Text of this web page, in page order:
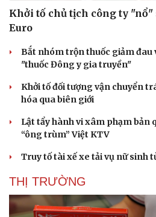
Văn hóa
Sân khấu - Điện ảnh
Văn học
Di sản
Khởi tố chủ tịch công ty "nổ"
Euro
Bắt nhóm trộn thuốc giảm đau
"thuốc Đông y gia truyền"
Khởi tố đối tượng vận chuyển
hóa qua biên giới
Lật tẩy hành vi xâm phạm bản
“ông trùm” Việt KTV
Truy tố tài xế xe tải vụ nữ sinh
THỊ TRƯỜNG